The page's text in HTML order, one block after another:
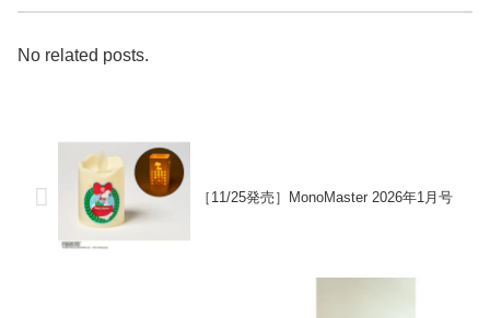
No related posts.
［11/25発売］MonoMaster 2026年1月号